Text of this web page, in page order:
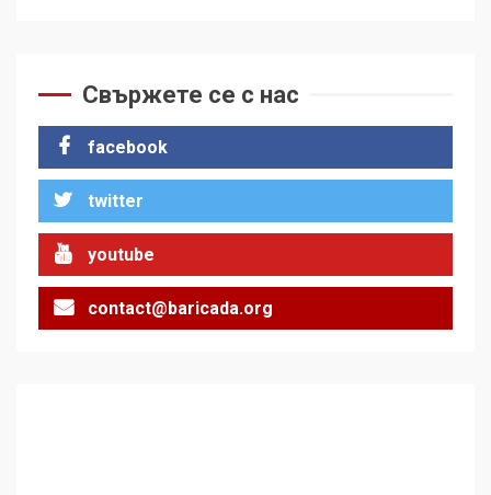
Свържете се с нас
facebook
twitter
youtube
contact@baricada.org